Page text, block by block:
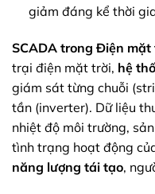
giảm đáng kể thời
SCADA trong Điện mặt
trại điện mặt trời, hệ
giám sát từng chuỗi
tần (inverter). Dữ liệu
nhiệt độ môi trường,
tình trạng hoạt động
năng lượng tái tạo,